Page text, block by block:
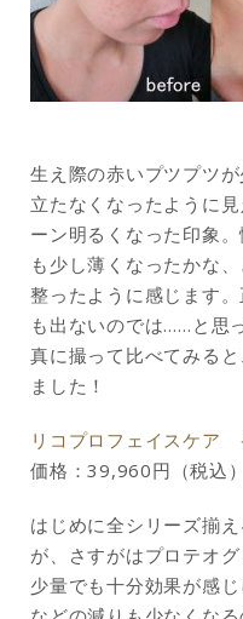
生え際の赤いプツプツ
立たなくなったように
ーン明るくなった印象
も少し薄くなったかな
整ったように感じます
も出ないのでは……と思
真に撮って比べてみる
ました！
リコプロフェイスケア
価格：39,960円（税込）
はじめに全シリーズ揃
が、さすがはプロテオ
少量でも十分効果が感